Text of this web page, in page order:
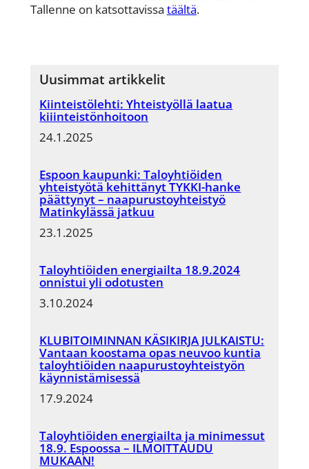
Tallenne on katsottavissa täältä.
Uusimmat artikkelit
Kiinteistölehti: Yhteistyöllä laatua
kiiinteistönhoitoon
24.1.2025
Espoon kaupunki: Taloyhtiöiden
yhteistyötä kehittänyt TYKKI-hanke
päättynyt – naapurustoyhteistyö
Matinkylässä jatkuu
23.1.2025
Taloyhtiöiden energiailta 18.9.2024
onnistui yli odotusten
3.10.2024
KLUBITOIMINNAN KÄSIKIRJA JULKAISTU:
Vantaan koostama opas neuvoo kuntia
taloyhtiöiden naapurustoyhteistyön
käynnistämisessä
17.9.2024
Taloyhtiöiden energiailta ja minimessut
18.9. Espoossa – ILMOITTAUDU
MUKAAN!